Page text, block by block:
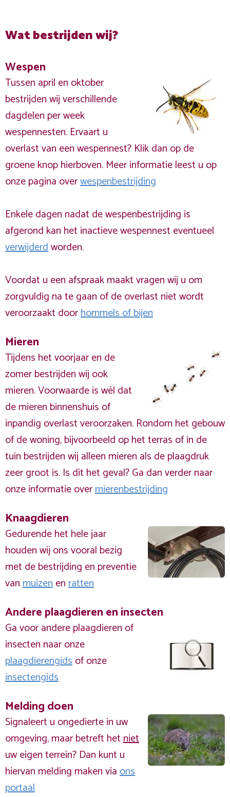
Wat bestrijden wij?
Wespen
Tussen april en oktober
bestrijden wij verschillende
dagdelen per week
wespennesten. Ervaart u
overlast van een wespennest? Klik dan op de
groene knop hierboven. Meer informatie leest u op
onze pagina overwespenbestrijding
Enkele dagen nadat de wespenbestrijding is
afgerond kan het inactieve wespennest eventueel
verwijderdworden.
Voordat u een afspraak maakt vragen wij u om
zorgvuldig na te gaan of de overlast niet wordt
veroorzaakt doorhommels of bijen
Mieren
Tijdens het voorjaar en de
zomer bestrijden wij ook
mieren. Voorwaarde is wél dat
de mieren binnenshuis of
inpandig overlast veroorzaken. Rondom het gebouw
of de woning, bijvoorbeeld op het terras of in de
tuin bestrijden wij alleen mieren als de plaagdruk
zeer groot is. Is dit het geval? Ga dan verder naar
onze informatie overmierenbestrijding
Knaagdieren
Gedurende het hele jaar
houden wij ons vooral bezig
met de bestrijding en preventie
vanmuizenenratten
Andere plaagdieren en insecten
Ga voor andere plaagdieren of
insecten naar onze
plaagdierengidsof onze
insectengids
Melding doen
Signaleert u ongedierte in uw
omgeving, maar betreft hetniet
uw eigen terrein? Dan kunt u
hiervan melding maken viaons
portaal